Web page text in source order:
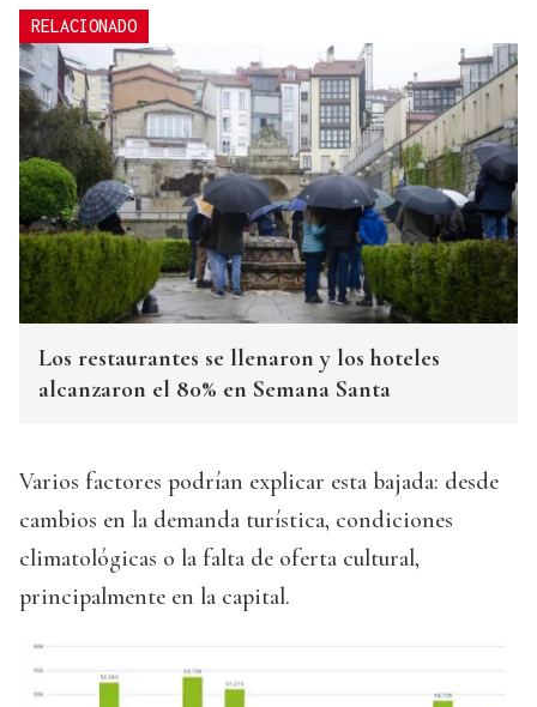
RELACIONADO
Los restaurantes se llenaron y los hoteles
alcanzaron el 80% en Semana Santa
Varios factores podrían explicar esta bajada: desde
cambios en la demanda turística, condiciones
climatológicas o la falta de oferta cultural,
principalmente en la capital.